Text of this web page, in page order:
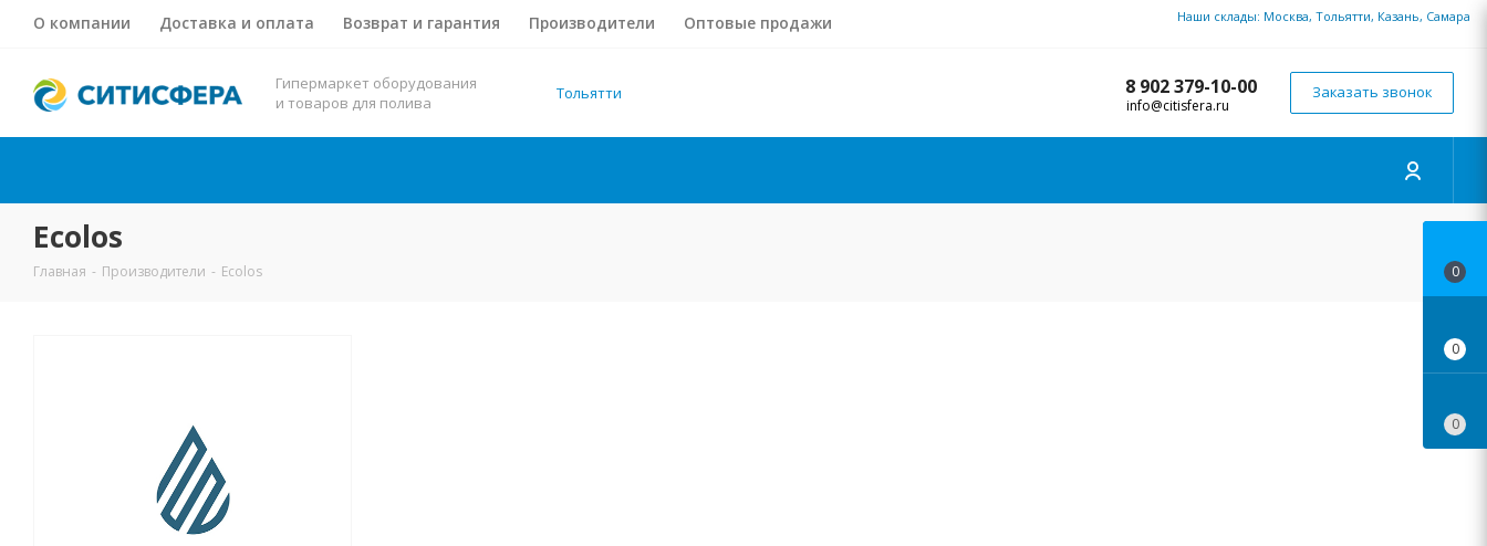
Наши склады: Москва, Тольятти, Казань, Самара
О компании Доставка и оплата Возврат и гарантия Производители Оптовые продажи
Гипермаркет оборудования
и товаров для полива
Тольятти 8 902 379-10-00
info@citisfera.ru
Заказать звонок
Ecolos
Главная - Производители - Ecolos 0
0
0